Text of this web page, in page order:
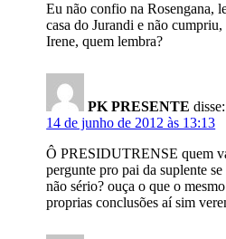
Eu não confio na Rosengana,
casa do Jurandi e não
Irene, quem lembra?
PK PRESENTE disse:
14 de junho de 2012 às 13:13
Ô PRESIDUTRENSE quem
pergunte pro pai da suplente
não sério? ouça o que o
proprias conclusões aí sim